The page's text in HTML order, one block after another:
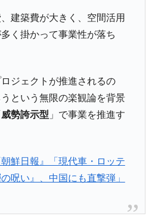
職員が「丸刈りになって抗議活
「半導体絶好調」のウラで他業
が示す現況は決して良くない。
ォンを認定 ⇒ 総額3兆7,000億
。南東部では干ばつ
ジス搭載の次世代駆逐艦
】ウォン安が急進！ 日米の協調
建築費が大きく、空間活用
く掛かって事業性が落ち
ジェクトが推進されるの
という無限の楽観論を背景
威勢誇示型 」で事業を推進す
朝鮮日報』「現代車・ロッテ
呪い』、中国にも直撃弾」